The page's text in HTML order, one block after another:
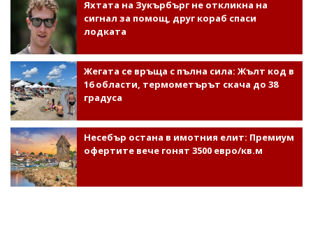
Яхтата на Зукърбърг не откликна на
сигнал за помощ, друг кораб спаси
лодката
Жегата се връща с пълна сила: Жълт код в
16 области, термометърът скача до 38
градуса
Несебър остана в имотния елит: Премиум
офертите вече гонят 3500 евро/кв.м